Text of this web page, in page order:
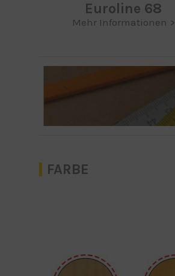
Euroline 68
Mehr Informationen >
FARBE